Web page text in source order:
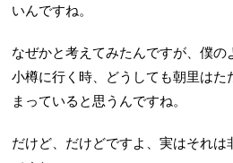
いんですね。
なぜかと考えてみたんですが、僕
小樽に行く時、どうしても朝里はた
まっていると思うんですね。
だけど、だけどですよ、実はそれ